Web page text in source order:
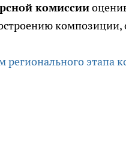
комиссии
композиции,
регионального этапа